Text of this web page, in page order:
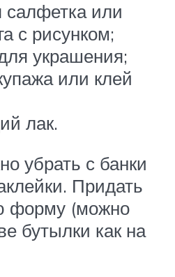
салфетка или
с рисунком;
украшения;
или клей
лак.
убрать с банки
Придать
форму (можно
бутылки как на